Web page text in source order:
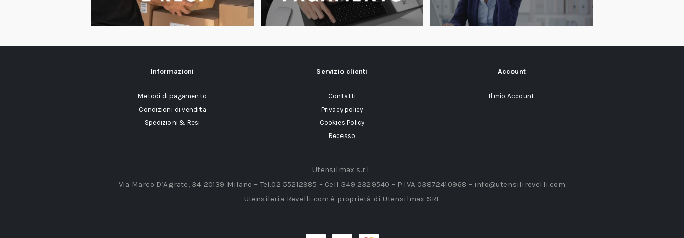
Informazioni
Metodi di pagamento
Condizioni di vendita
Spedizioni & Resi
Servizio clienti
Contatti
Privacy policy
Cookies Policy
Recesso
Account
Il mio Account
Utensilmax s.r.l.
Via Marco D’Agrate, 34 20139 Milano – Tel.02 55212985 – Cell 349 2329540 – P.IVA 03872410968 – info@utensilirevelli.com
Utensileria Revelli.com è proprietà di Utensilmax SRL